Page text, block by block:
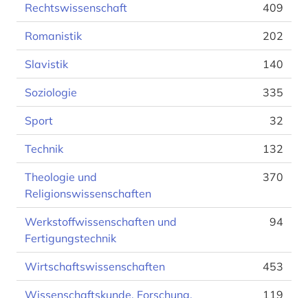
Rechtswissenschaft 409
Romanistik 202
Slavistik 140
Soziologie 335
Sport 32
Technik 132
Theologie und
Religionswissenschaften
370
Werkstoffwissenschaften und
Fertigungstechnik
94
Wirtschaftswissenschaften 453
Wissenschaftskunde, Forschung, 119